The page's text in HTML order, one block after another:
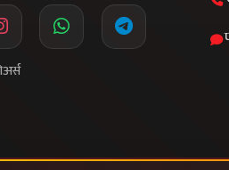
समाचार सीधे अपने ईमेल पर